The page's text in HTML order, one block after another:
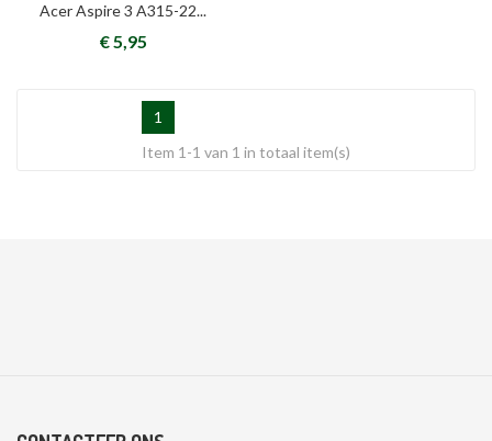
Acer Aspire 3 A315-22...
€ 5,95
1
Item 1-1 van 1 in totaal item(s)